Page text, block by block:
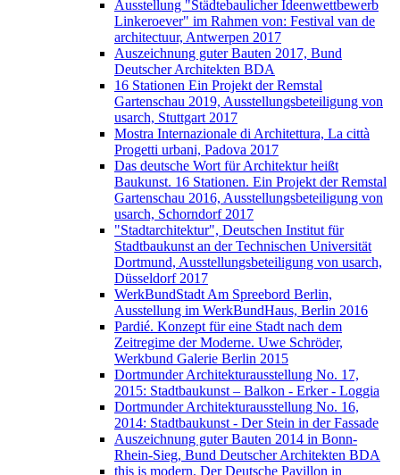
Ausstellung "Städtebaulicher Ideenwettbewerb
Linkeroever" im Rahmen von: Festival van de
architectuur, Antwerpen 2017
Auszeichnung guter Bauten 2017, Bund
Deutscher Architekten BDA
16 Stationen Ein Projekt der Remstal
Gartenschau 2019, Ausstellungsbeteiligung von
usarch, Stuttgart 2017
Mostra Internazionale di Architettura, La città
Progetti urbani, Padova 2017
Das deutsche Wort für Architektur heißt
Baukunst. 16 Stationen. Ein Projekt der Remstal
Gartenschau 2016, Ausstellungsbeteiligung von
usarch, Schorndorf 2017
"Stadtarchitektur", Deutschen Institut für
Stadtbaukunst an der Technischen Universität
Dortmund, Ausstellungsbeteiligung von usarch,
Düsseldorf 2017
WerkBundStadt Am Spreebord Berlin,
Ausstellung im WerkBundHaus, Berlin 2016
Pardié. Konzept für eine Stadt nach dem
Zeitregime der Moderne. Uwe Schröder,
Werkbund Galerie Berlin 2015
Dortmunder Architekturausstellung No. 17,
2015: Stadtbaukunst – Balkon - Erker - Loggia
Dortmunder Architekturausstellung No. 16,
2014: Stadtbaukunst - Der Stein in der Fassade
Auszeichnung guter Bauten 2014 in Bonn-
Rhein-Sieg, Bund Deutscher Architekten BDA
this is modern. Der Deutsche Pavillon in